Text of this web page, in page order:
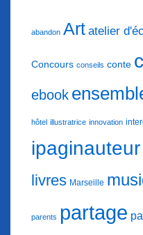
abandon Art atelier
Concours conseils conte
ebook
hôtel illustratrice innovation
ipaginauteur
livres Marseille
parents partage